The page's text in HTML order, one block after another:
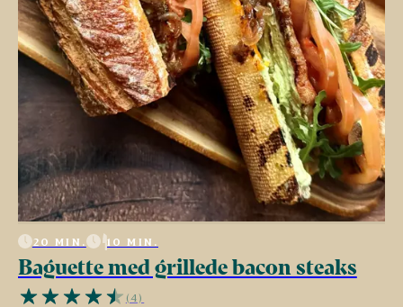
20 MIN. 10 MIN.
Baguette med grillede bacon steaks
(4)